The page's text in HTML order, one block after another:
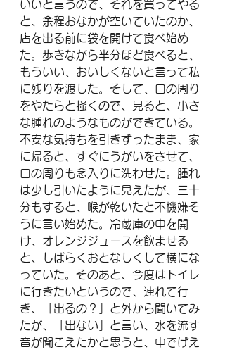
いいと言うので、それを買ってやる
と、余程おなかが空いていたのか、
店を出る前に袋を開けて食べ始め
た。歩きながら半分ほど食べると、
もういい、おいしくないと言って私
に残りを渡した。そして、口の周り
をやたらと掻くので、見ると、小さ
な腫れのようなものができている。
不安な気持ちを引きずったまま、家
に帰ると、すぐにうがいをさせて、
口の周りも念入りに洗わせた。腫れ
は少し引いたように見えたが、三十
分もすると、喉が乾いたと不機嫌そ
うに言い始めた。冷蔵庫の中を開
け、オレンジジュースを飲ませる
と、しばらくおとなしくして横にな
っていた。そのあと、今度はトイレ
に行きたいというので、連れて行
き、「出るの？」と外から聞いてみ
たが、「出ない」と言い、水を流す
音が聞こえたかと思うと、中でげえ